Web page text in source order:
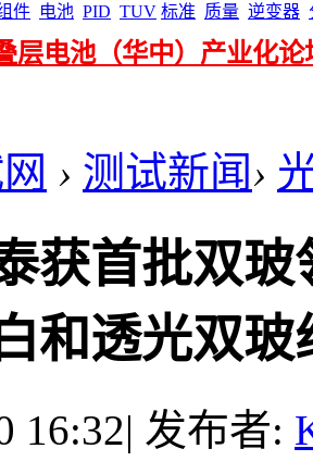
件 电池 PID TUV 标准 质量 逆变器
层电池（华中）产业化论
› 测试新闻›
获首批双
和透光双玻
16:32| 发布者: